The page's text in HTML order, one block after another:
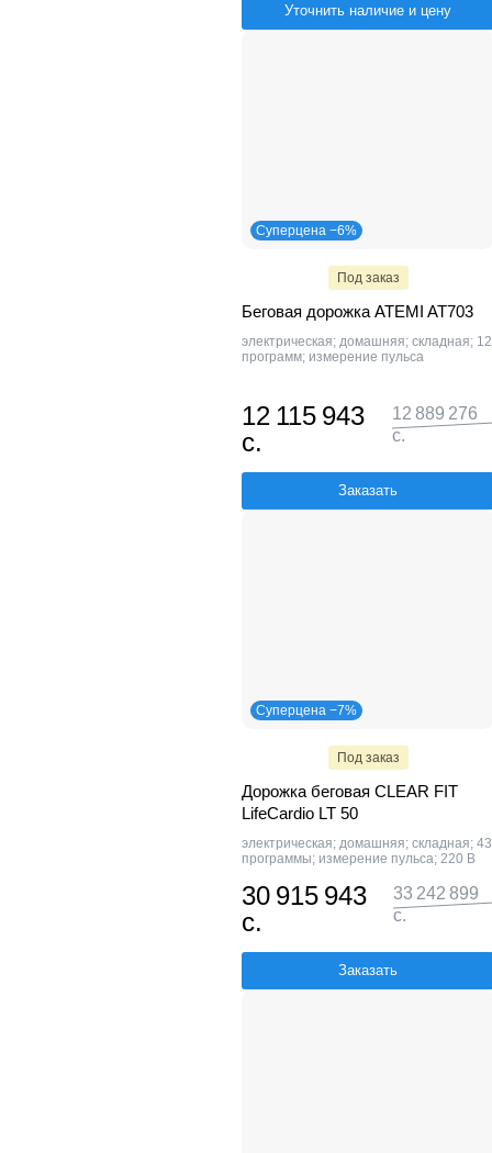
Уточнить наличие и цену
Суперцена −6%
Под заказ
Беговая дорожка ATEMI AT703
электрическая; домашняя; складная; 12
программ; измерение пульса
12 115 943
с.
12 889 276
с.
Заказать
Суперцена −7%
Под заказ
Дорожка беговая CLEAR FIT
LifeCardio LT 50
электрическая; домашняя; складная; 43
программы; измерение пульса; 220 В
30 915 943
с.
33 242 899
с.
Заказать